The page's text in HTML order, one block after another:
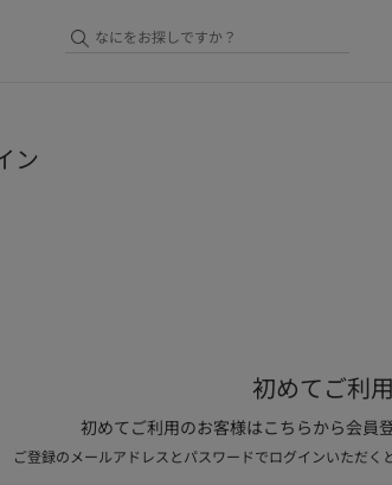
ン
初めてご利
初めてご利用のお客様はこちらから会員
ご登録のメールアドレスとパスワードでログインいただく